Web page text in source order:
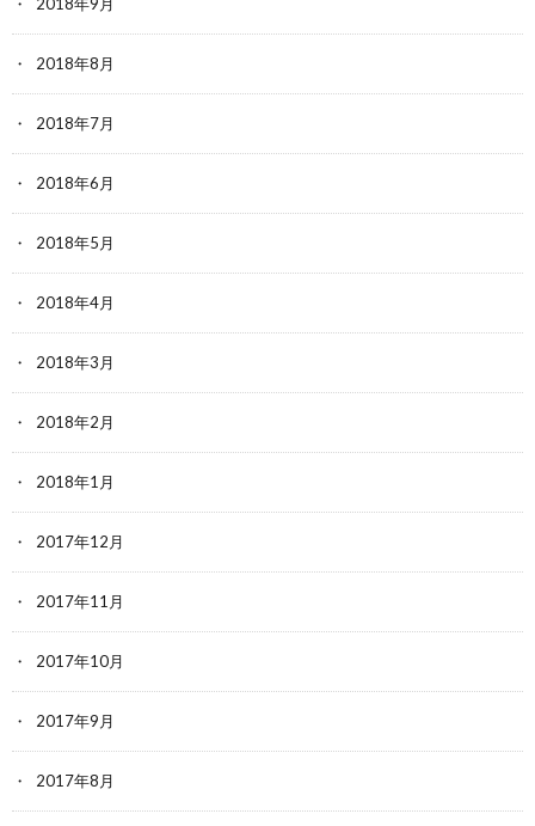
2018年8月
2018年7月
2018年6月
2018年5月
2018年4月
2018年3月
2018年2月
2018年1月
2017年12月
2017年11月
2017年10月
2017年9月
2017年8月